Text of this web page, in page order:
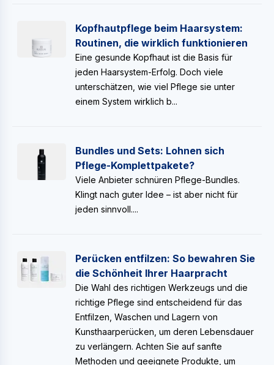
Kopfhautpflege beim Haarsystem:
Routinen, die wirklich funktionieren
Eine gesunde Kopfhaut ist die Basis für
jeden Haarsystem-Erfolg. Doch viele
unterschätzen, wie viel Pflege sie unter
einem System wirklich b...
Bundles und Sets: Lohnen sich
Pflege-Komplettpakete?
Viele Anbieter schnüren Pflege-Bundles.
Klingt nach guter Idee – ist aber nicht für
jeden sinnvoll....
Perücken entfilzen: So bewahren Sie
die Schönheit Ihrer Haarpracht
Die Wahl des richtigen Werkzeugs und die
richtige Pflege sind entscheidend für das
Entfilzen, Waschen und Lagern von
Kunsthaarperücken, um deren Lebensdauer
zu verlängern. Achten Sie auf sanfte
Methoden und geeignete Produkte, um